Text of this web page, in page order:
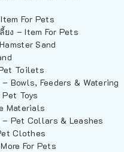
For Pets
ง – Item For Pets
Sand
Toilets
Bowls, Feeders & Watering
Toys
Materials
Pet Collars & Leashes
Clothes
For Pets